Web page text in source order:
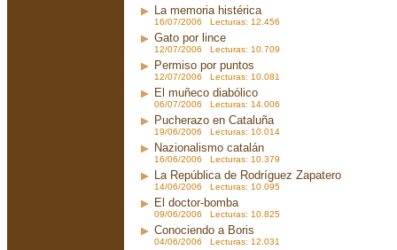
La memoria histérica
16/07/2006 Lecturas: 12.456
Gato por lince
12/07/2006 Lecturas: 10.709
Permiso por puntos
12/07/2006 Lecturas: 10.081
El muñeco diabólico
06/07/2006 Lecturas: 14.006
Pucherazo en Cataluña
19/06/2006 Lecturas: 10.014
Nazionalismo catalán
16/06/2006 Lecturas: 10.379
La República de Rodríguez Zapatero
14/06/2006 Lecturas: 10.095
El doctor-bomba
09/06/2006 Lecturas: 10.825
Conociendo a Boris
04/06/2006 Lecturas: 12.031